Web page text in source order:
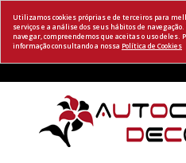
Utilizamos cookies próprias e de terceiros para
serviços e a análise dos seus hábitos de
navegar, compreendemos que aceitas o uso deles.
informação consultando a nossa Política de Cookies